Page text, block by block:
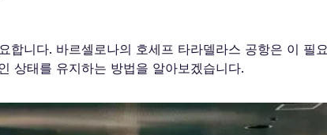
니다. 바르셀로나의 호세프 타라델라스 공항은 이 필
상태를 유지하는 방법을 알아보겠습니다.